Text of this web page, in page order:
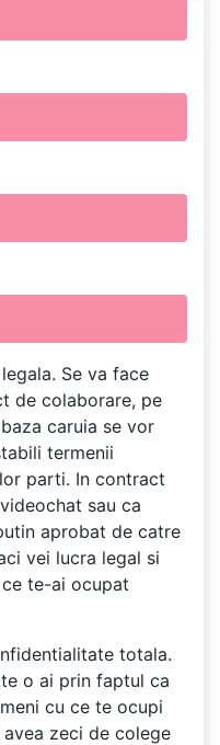
Se va face
de colaborare, pe
caruia se vor
termenii
parti. In contract
sau ca
aprobat de catre
vei lucra legal si
te-ai ocupat
totala.
o ai prin faptul ca
cu ce te ocupi
zeci de colege